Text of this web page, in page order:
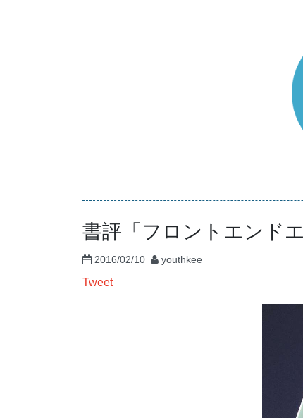
書評「フロントエンド
2016/02/10 youthkee
Tweet